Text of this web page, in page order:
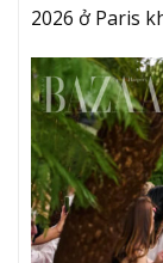
2026 ở Paris